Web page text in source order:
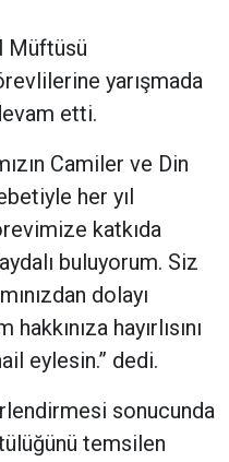
Müftüsü
yarışmada
etti.
Camiler ve Din
her yıl
katkıda
buluyorum. Siz
dolayı
hayırlısını
eylesin.” dedi.
sonucunda
temsilen